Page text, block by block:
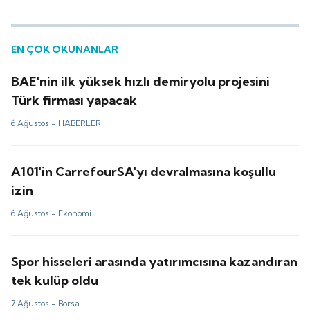
EN ÇOK OKUNANLAR
BAE'nin ilk yüksek hızlı demiryolu projesini
Türk firması yapacak
6 Ağustos - HABERLER
A101'in CarrefourSA'yı devralmasına koşullu
izin
6 Ağustos - Ekonomi
Spor hisseleri arasında yatırımcısına kazandıran
tek kulüp oldu
7 Ağustos - Borsa